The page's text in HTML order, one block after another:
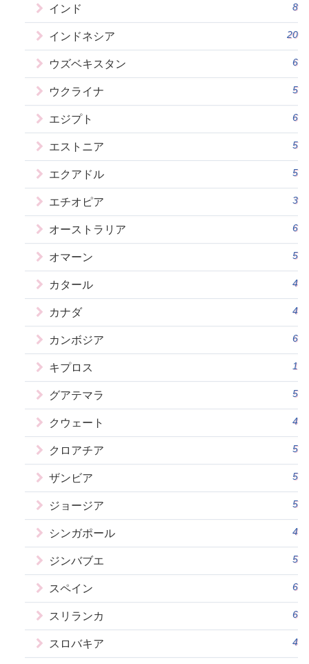
インド 8
インドネシア 20
ウズベキスタン 6
ウクライナ 5
エジプト 6
エストニア 5
エクアドル 5
エチオピア 3
オーストラリア 6
オマーン 5
カタール 4
カナダ 4
カンボジア 6
キプロス 1
グアテマラ 5
クウェート 4
クロアチア 5
ザンビア 5
ジョージア 5
シンガポール 4
ジンバブエ 5
スペイン 6
スリランカ 6
スロバキア 4